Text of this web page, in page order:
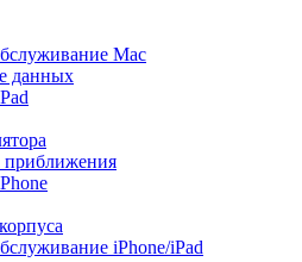
Mac
данных
приближения
iPhone/iPad